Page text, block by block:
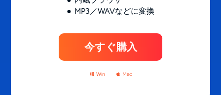
MP3／WAVなどに変換
今すぐ購入
Win Mac